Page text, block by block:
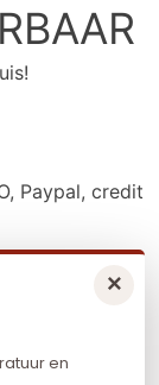
Paypal, credit
op.
×
en